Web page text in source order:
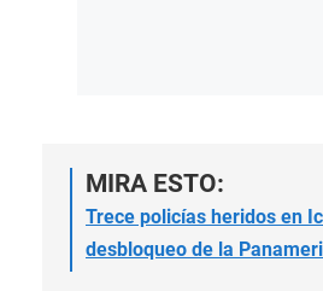
MIRA ESTO:
Trece policías heridos en
desbloqueo de la